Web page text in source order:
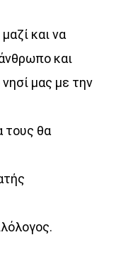
και να
και
μας με την
τους θα